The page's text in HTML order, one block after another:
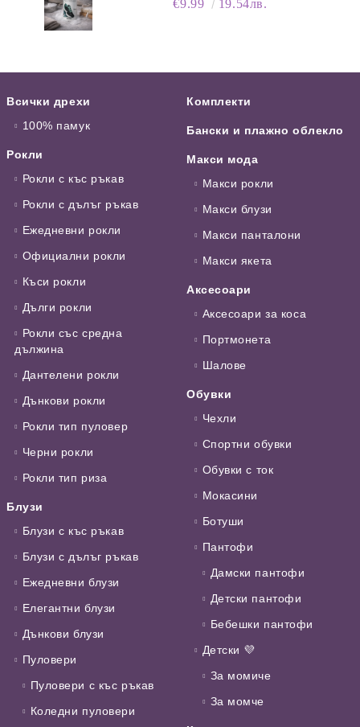
€9.99 19.54лв.
Всички дрехи
100% памук
Рокли
Рокли с къс ръкав
Рокли с дълъг ръкав
Ежедневни рокли
Официални рокли
Къси рокли
Дълги рокли
Рокли със средна
дължина
Дантелени рокли
Дънкови рокли
Рокли тип пуловер
Черни рокли
Рокли тип риза
Блузи
Блузи с къс ръкав
Блузи с дълъг ръкав
Ежедневни блузи
Елегантни блузи
Дънкови блузи
Пуловери
Пуловери с къс ръкав
Коледни пуловери
Комплекти
Бански и плажно облекло
Макси мода
Макси рокли
Макси блузи
Макси панталони
Макси якета
Аксесоари
Аксесоари за коса
Портмонета
Шалове
Обувки
Чехли
Спортни обувки
Обувки с ток
Мокасини
Ботуши
Пантофи
Дамски пантофи
Детски пантофи
Бебешки пантофи
Детски 💜
За момиче
За момче